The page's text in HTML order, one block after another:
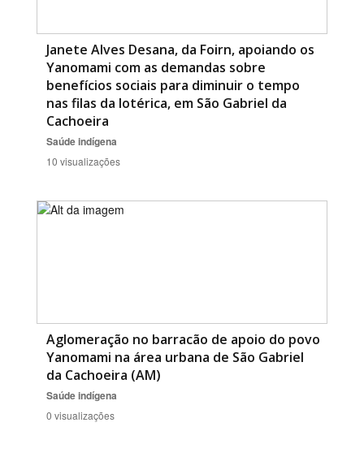
Janete Alves Desana, da Foirn, apoiando os
Yanomami com as demandas sobre
benefícios sociais para diminuir o tempo
nas filas da lotérica, em São Gabriel da
Cachoeira
Saúde indígena
10 visualizações
Aglomeração no barracão de apoio do povo
Yanomami na área urbana de São Gabriel
da Cachoeira (AM)
Saúde indígena
0 visualizações